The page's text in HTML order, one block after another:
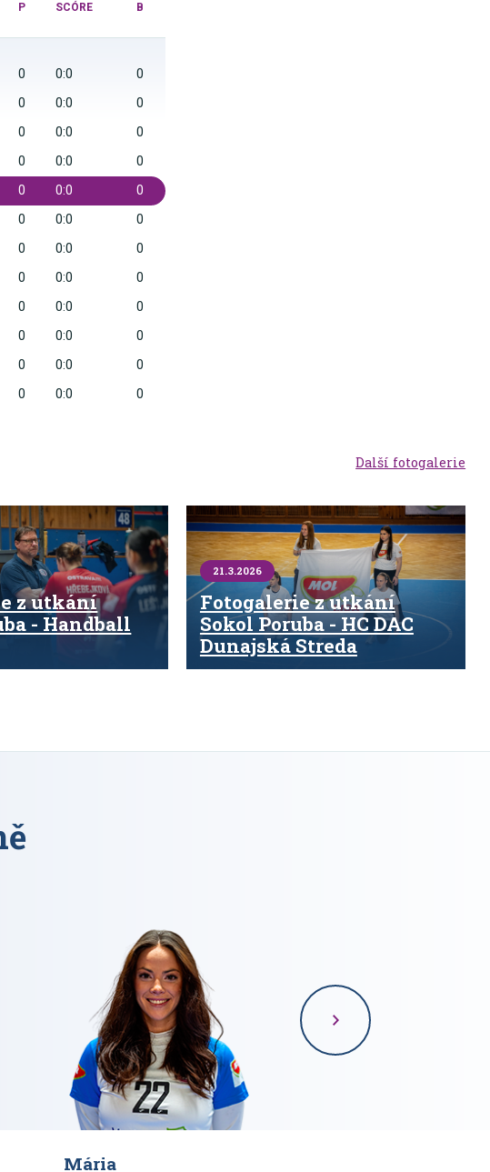
P SCÓRE B
0 0:0
0
0 0:0
0
0 0:0
0
0 0:0
0
0 0:0
0
0 0:0
0
0 0:0
0
0 0:0
0
0 0:0
0
0 0:0
0
0 0:0
0
0 0:0 0
Další fotogalerie
z utkání
- Handball
21.3.2026
Fotogalerie z utkání
Sokol Poruba - HC DAC
Dunajská Streda
Mária